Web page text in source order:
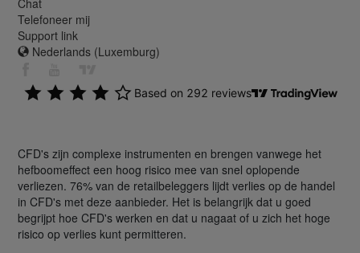
Chat
Telefoneer mij
Support link
Nederlands (Luxemburg)
CFD's zijn complexe instrumenten en brengen vanwege het
hefboomeffect een hoog risico mee van snel oplopende
verliezen. 76% van de retailbeleggers lijdt verlies op de handel
in CFD's met deze aanbieder. Het is belangrijk dat u goed
begrijpt hoe CFD's werken en dat u nagaat of u zich het hoge
risico op verlies kunt permitteren.